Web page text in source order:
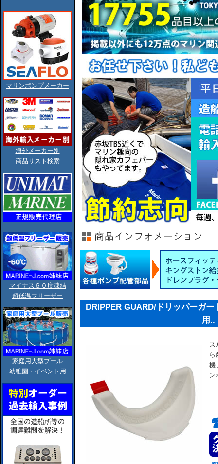
マリンポンプメーカー
海外メーカー別
商品リスト検索
マイナス６０度凍結
超低温フリーザー
家庭用大型プール
幼稚園・イベント用
DRIPPER GUARD/ドリッパーガ
用..
ス
ら
機
ン